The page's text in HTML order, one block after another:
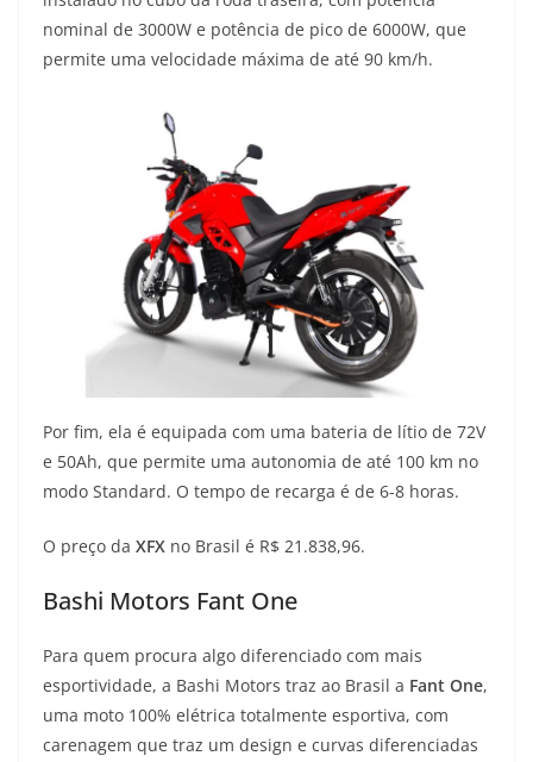
nominal de 3000W e potência de pico de 6000W, que
permite uma velocidade máxima de até 90 km/h.
Por fim, ela é equipada com uma bateria de lítio de 72V
e 50Ah, que permite uma autonomia de até 100 km no
modo Standard. O tempo de recarga é de 6-8 horas.
O preço da XFX no Brasil é R$ 21.838,96.
Bashi Motors Fant One
Para quem procura algo diferenciado com mais
esportividade, a Bashi Motors traz ao Brasil a Fant One,
uma moto 100% elétrica totalmente esportiva, com
carenagem que traz um design e curvas diferenciadas